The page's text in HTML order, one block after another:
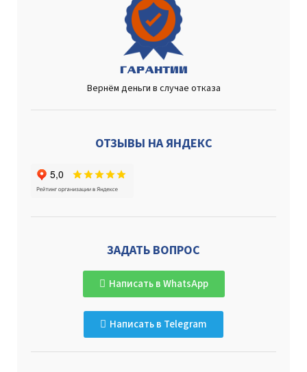
ГАРАНТИИ
Вернём деньги в случае отказа
ОТЗЫВЫ НА ЯНДЕКС
ЗАДАТЬ ВОПРОС
Написать в WhatsApp
Написать в Telegram